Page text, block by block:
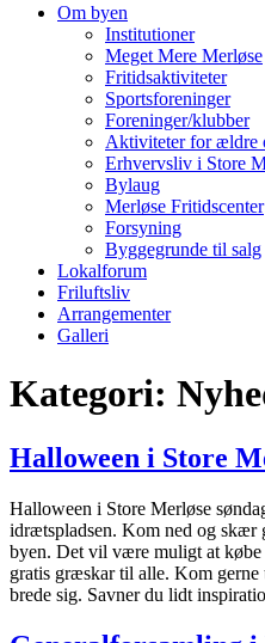
Om byen
Institutioner
Meget Mere Merløse
Fritidsaktiviteter
Sportsforeninger
Foreninger/klubber
Aktiviteter for ældre
Erhvervsliv i Store
Bylaug
Merløse Fritidscenter
Forsyning
Byggegrunde til salg
Lokalforum
Friluftsliv
Arrangementer
Galleri
Kategori:
Halloween i Store
Halloween i Store Merløse
idrætspladsen. Kom ned og skær
byen. Det vil være muligt at
gratis græskar til alle. Kom
brede sig. Savner du lidt